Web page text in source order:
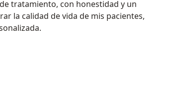
tratamiento, con honestidad y un
la calidad de vida de mis pacientes,